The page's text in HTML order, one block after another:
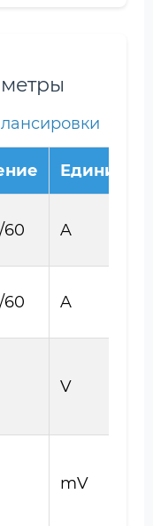
Единицы
60 A
60 A
V
mV